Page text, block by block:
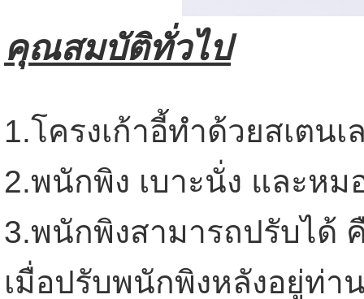
คุณสมบัติทั่วไป
1.โครงเก้าอี้ทำด้วยสเตน
2.พนักพิง เบาะนั่ง และห
3.พนักพิงสามารถปรับได้
เมื่อปรับพนักพิงหลังอยู่ท่า